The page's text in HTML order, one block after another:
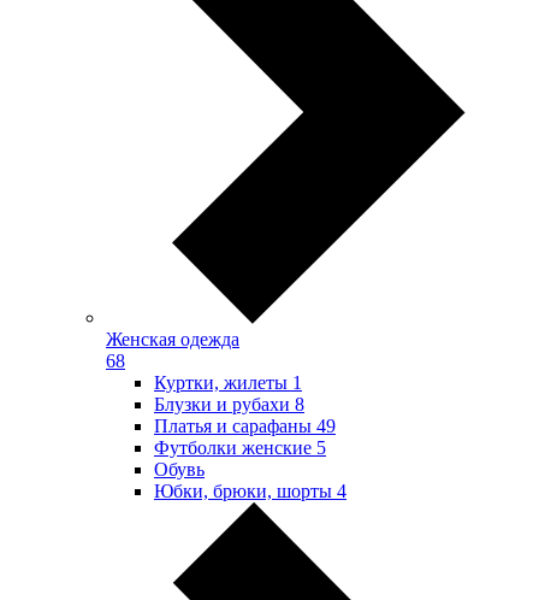
Женская одежда
68
Куртки, жилеты 1
Блузки и рубахи 8
Платья и сарафаны 49
Футболки женские 5
Обувь
Юбки, брюки, шорты 4